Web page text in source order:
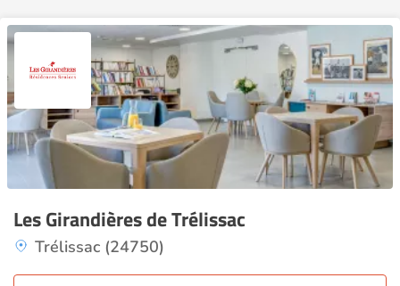
Les Girandières de Trélissac
Trélissac (24750)